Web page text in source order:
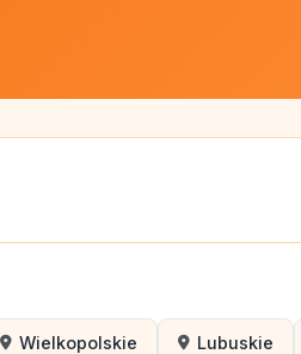
Wielkopolskie Lubuskie